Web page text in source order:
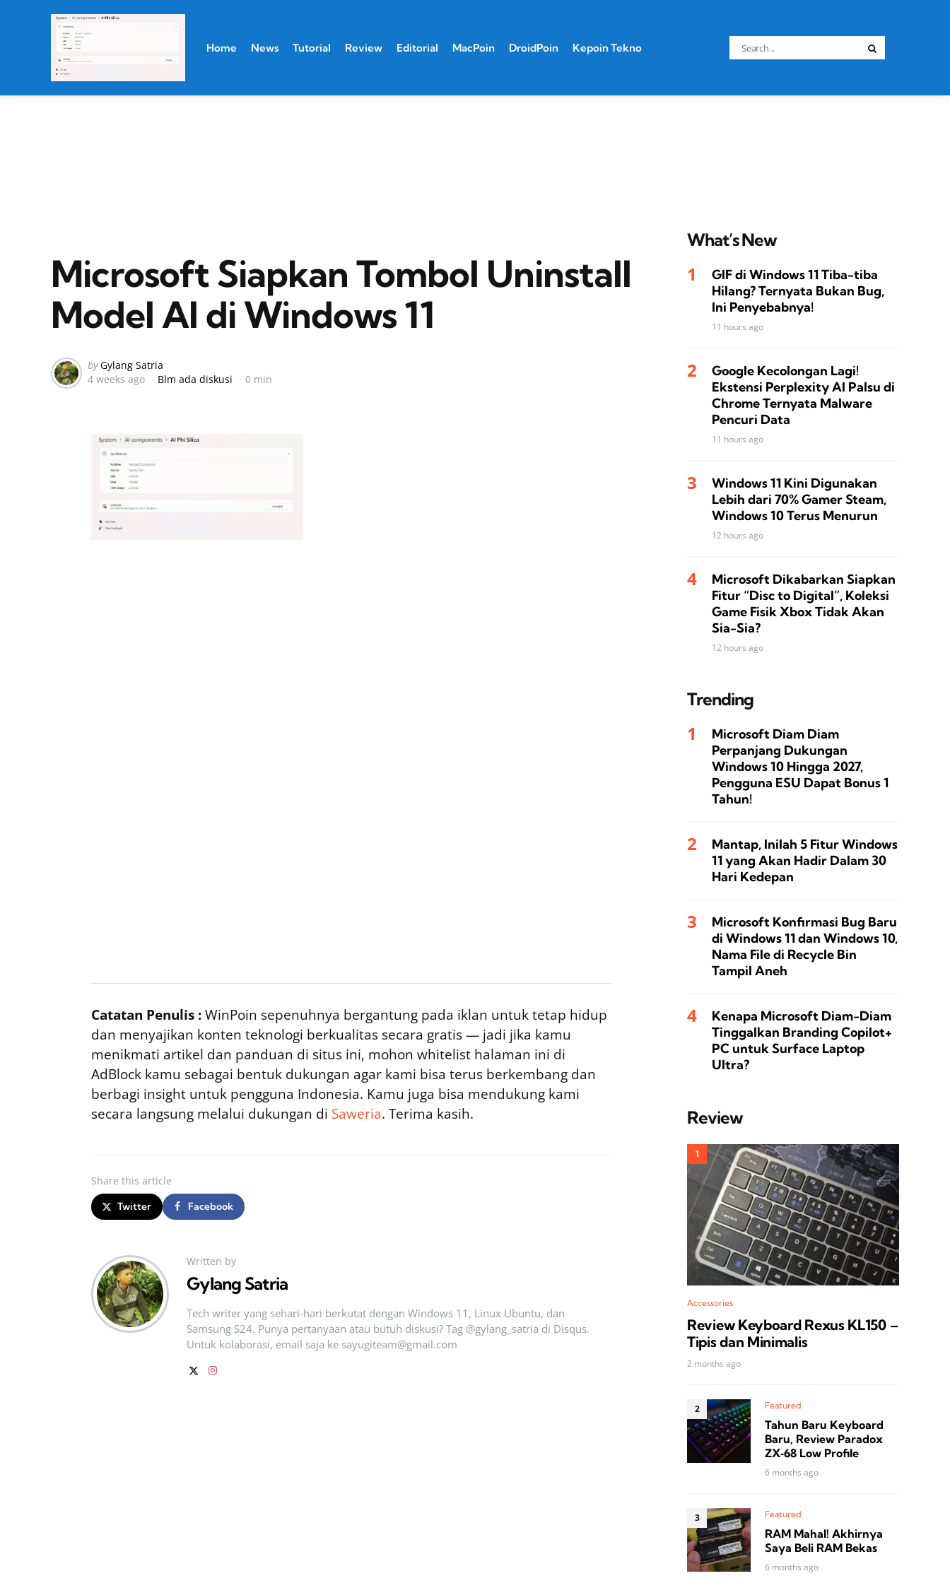
Home News Tutorial Review Editorial MacPoin DroidPoin Kepoin Tekno
Search
for:
Microsoft Siapkan Tombol Uninstall
Model AI di Windows 11
Posted
by
by Gylang Satria
4 weeks ago
Blm ada diskusi 0 min
Catatan Penulis :WinPoin sepenuhnya bergantung pada iklan untuk tetap hidup
dan menyajikan konten teknologi berkualitas secara gratis — jadi jika kamu
menikmati artikel dan panduan di situs ini, mohon whitelist halaman ini di
AdBlock kamu sebagai bentuk dukungan agar kami bisa terus berkembang dan
berbagi insight untuk pengguna Indonesia. Kamu juga bisa mendukung kami
secara langsung melalui dukungan di Saweria. Terima kasih.
Share this article
Twitter Facebook
Written by
Gylang Satria
Tech writer yang sehari‑hari berkutat dengan Windows 11, Linux Ubuntu, dan
Samsung S24. Punya pertanyaan atau butuh diskusi? Tag @gylang_satria di Disqus.
Untuk kolaborasi, email saja ke sayugiteam@gmail.com
What’s New
GIF di Windows 11 Tiba-tiba
Hilang? Ternyata Bukan Bug,
Ini Penyebabnya!
11 hours ago
Google Kecolongan Lagi!
Ekstensi Perplexity AI Palsu di
Chrome Ternyata Malware
Pencuri Data
11 hours ago
Windows 11 Kini Digunakan
Lebih dari 70% Gamer Steam,
Windows 10 Terus Menurun
12 hours ago
Microsoft Dikabarkan Siapkan
Fitur “Disc to Digital”, Koleksi
Game Fisik Xbox Tidak Akan
Sia-Sia?
12 hours ago
Trending
Microsoft Diam Diam
Perpanjang Dukungan
Windows 10 Hingga 2027,
Pengguna ESU Dapat Bonus 1
Tahun!
Mantap, Inilah 5 Fitur Windows
11 yang Akan Hadir Dalam 30
Hari Kedepan
Microsoft Konfirmasi Bug Baru
di Windows 11 dan Windows 10,
Nama File di Recycle Bin
Tampil Aneh
Kenapa Microsoft Diam-Diam
Tinggalkan Branding Copilot+
PC untuk Surface Laptop
Ultra?
Review
Accessories
Review Keyboard Rexus KL150 –
Tipis dan Minimalis
2 months ago
Featured
Tahun Baru Keyboard
Baru, Review Paradox
ZX‑68 Low Profile
6 months ago
Featured
RAM Mahal! Akhirnya
Saya Beli RAM Bekas
6 months ago